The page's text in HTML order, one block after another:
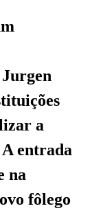
a
entrada
na
fôlego